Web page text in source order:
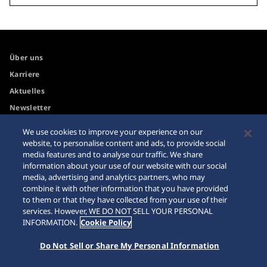
Über uns
Karriere
Aktuelles
Newsletter
Internetkäufe
Impressum
Datenschutzbestimmungen
Händler
Sitemap
We use cookies to improve your experience on our
website, to personalise content and ads, to provide social
media features and to analyse our traffic. We share
information about your use of our website with our social
media, advertising and analytics partners, who may
combine it with other information that you have provided
to them or that they have collected from your use of their
services. However, WE DO NOT SELL YOUR PERSONAL
INFORMATION. Cookie Policy
Do Not Sell or Share My Personal Information